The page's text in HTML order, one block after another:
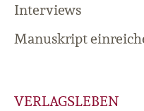
Interviews
Manuskript
VERLAGSLEBEN